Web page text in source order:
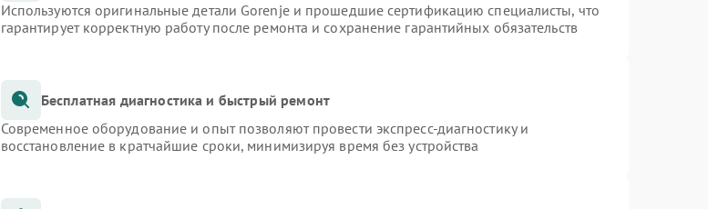
Используются оригинальные детали Gorenje и прошедшие сертификацию специалисты, что
гарантирует корректную работу после ремонта и сохранение гарантийных обязательств
Бесплатная диагностика и быстрый ремонт
Современное оборудование и опыт позволяют провести экспресс-диагностику и
восстановление в кратчайшие сроки, минимизируя время без устройства